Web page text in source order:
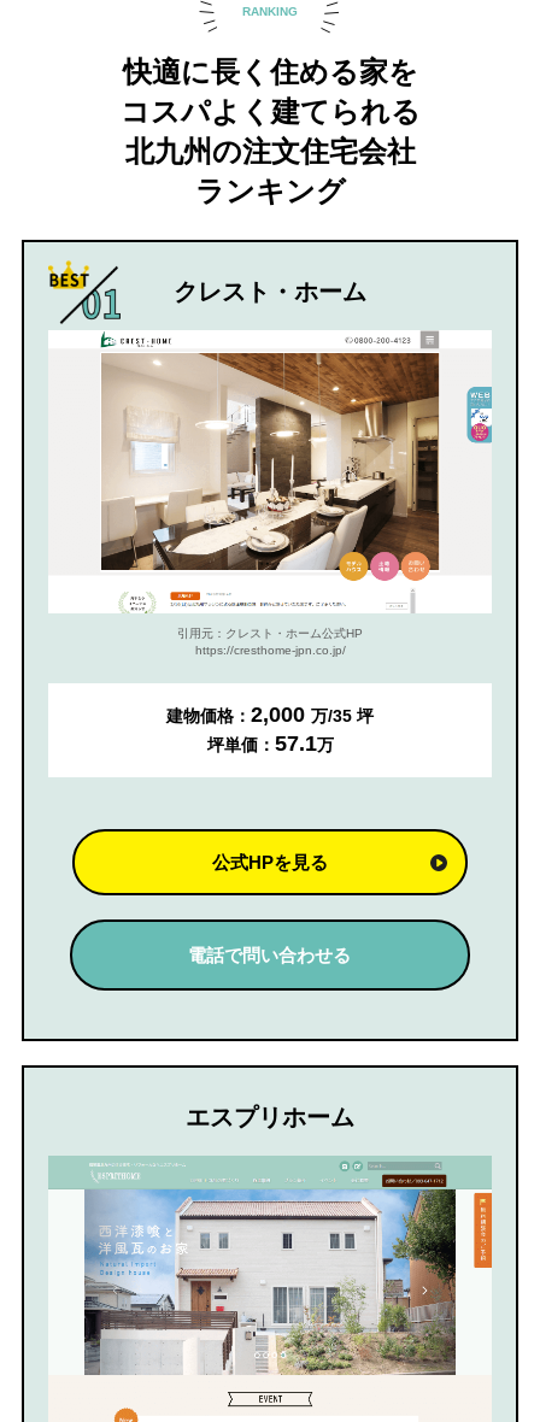
RANKING
快適に長く住める家を
コスパよく建てられる
北九州の注文住宅会社
ランキング
エスプリホーム
クレスト・ホーム
引用元：クレスト・ホーム公式HP
https://cresthome-jpn.co.jp/
建物価格： 2,000 万/35 坪
坪単価： 57.1万
公式HPを見る
電話で問い合わせる